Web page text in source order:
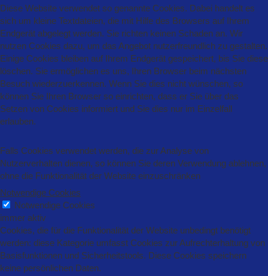
Diese Website verwendet so genannte Cookies. Dabei handelt es
sich um kleine Textdateien, die mit Hilfe des Browsers auf Ihrem
Endgerät abgelegt werden. Sie richten keinen Schaden an. Wir
nutzen Cookies dazu, um das Angebot nutzerfreundlich zu gestalten.
Einige Cookies bleiben auf Ihrem Endgerät gespeichert, bis Sie diese
löschen. Sie ermöglichen es uns, Ihren Browser beim nächsten
Besuch wiederzuerkennen. Wenn Sie dies nicht wünschen, so
können Sie Ihren Browser so einrichten, dass er Sie über das
Setzen von Cookies informiert und Sie dies nur im Einzelfall
erlauben.
Falls Cookies verwendet werden, die zur Analyse von
Nutzerverhalten dienen, so können Sie deren Verwendung ablehnen,
ohne die Funktionalität der Website einzuschränken
Notwendige Cookies
Notwendige Cookies
immer aktiv
Cookies, die für die Funktionalität der Website unbedingt benötigt
werden: diese Kategorie umfasst Cookies zur Aufrechterhaltung von
Basisfunktionen und Sicherheitstools. Diese Cookies speichern
keine persönlichen Daten.